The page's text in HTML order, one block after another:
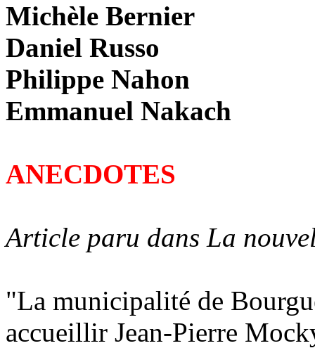
Michèle Bernier
Daniel Russo
Philippe Nahon
Emmanuel Nakach
ANECDOTES
Article paru dans La
"La municipalité de
accueillir Jean-Pierre